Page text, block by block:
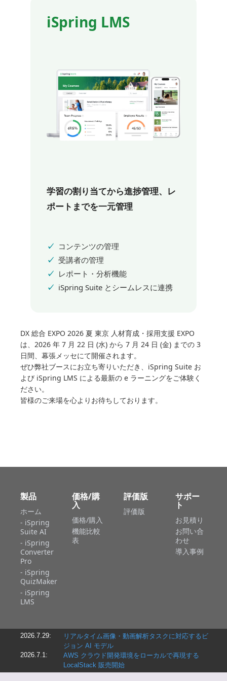
iSpring LMS
学習の割り当てから進捗管理、レ
ポートまでを一元管理
コンテンツの管理
受講者の管理
レポート・分析機能
iSpring Suite とシームレスに連携
DX 総合 EXPO 2026 夏 東京 人材育成・採用支援 EXPO
は、2026 年 7 月 22 日 (水) から 7 月 24 日 (金) までの 3
日間、幕張メッセにて開催されます。
ぜひ弊社ブースにお立ち寄りいただき、iSpring Suite お
よび iSpring LMS による最新の e ラーニングをご体験く
ださい。
皆様のご来場を心よりお待ちしております。
製品
ホーム
- iSpring
Suite AI
- iSpring
Converter
Pro
- iSpring
QuizMaker
- iSpring
LMS
価格/購
入
価格/購入
機能比較
表
評価版
評価版
サポー
ト
お見積り
お問い合
わせ
導入事例
2026.7.29:
リアルタイム画像・動画解析タスクに対応するビ
ジョン AI モデル
2026.7.1:
AWS クラウド開発環境をローカルで再現する
LocalStack 販売開始